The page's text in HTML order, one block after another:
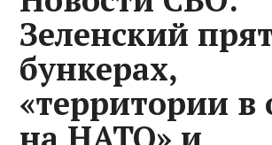
Зеленский
бункерах,
«территории в